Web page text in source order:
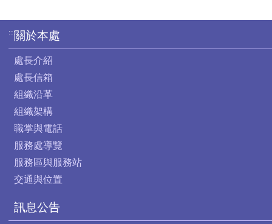
:::關於本處
處長介紹
處長信箱
組織沿革
組織架構
職掌與電話
服務處導覽
服務區與服務站
交通與位置
訊息公告